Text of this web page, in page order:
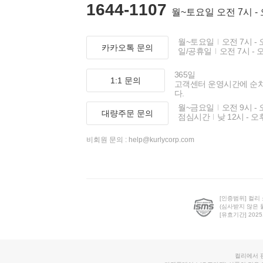
1644-1107 월~토요일 오전 7시 -
카카오톡 문의
월~토요일
오전 7시 -
일/공휴일
오전 7시 -
1:1 문의
365일
고객센터 운영시간에 순
다.
대량주문 문의
월~금요일
오전 9시 -
점심시간
낮 12시 - 오
비회원 문의 : help@kurlycorp.com
[인증범위] 컬리
(심사받지 않은
[유효기간]
컬리에서